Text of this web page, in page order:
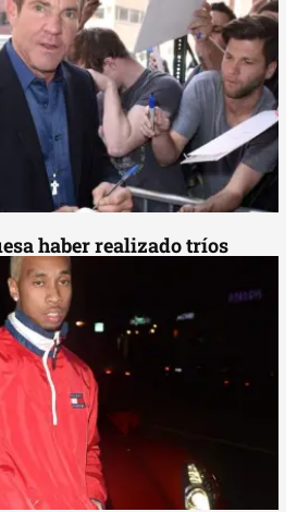
haber realizado tríos